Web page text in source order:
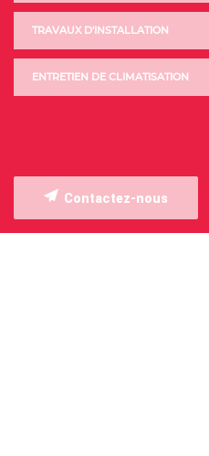
TRAVAUX D'INSTALLATION
ENTRETIEN DE CLIMATISATION
Contactez-nous